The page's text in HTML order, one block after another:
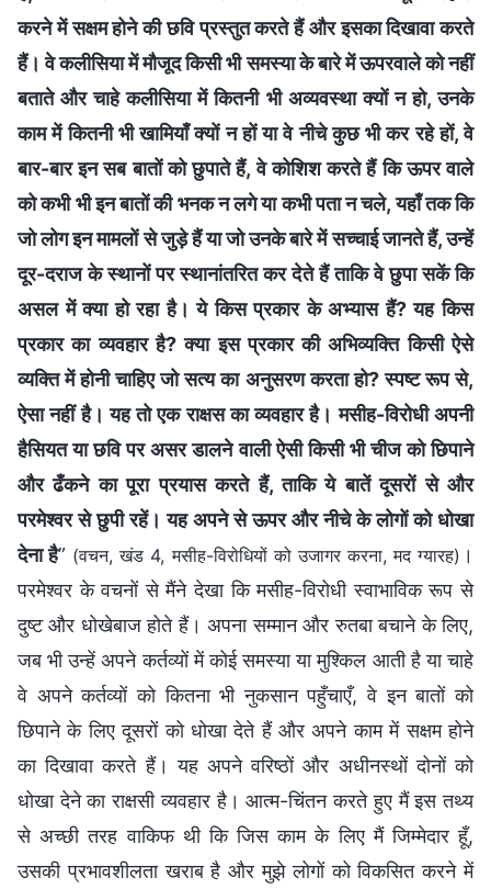
करने में सक्षम होने की छवि प्रस्तुत करते हैं और इसका दिखावा करते
हैं। वे कलीसिया में मौजूद किसी भी समस्या के बारे में ऊपरवाले को नहीं
बताते और चाहे कलीसिया में कितनी भी अव्यवस्था क्यों न हो, उनके
काम में कितनी भी खामियाँ क्यों न हों या वे नीचे कुछ भी कर रहे हों, वे
बार-बार इन सब बातों को छुपाते हैं, वे कोशिश करते हैं कि ऊपर वाले
को कभी भी इन बातों की भनक न लगे या कभी पता न चले, यहाँ तक कि
जो लोग इन मामलों से जुड़े हैं या जो उनके बारे में सच्चाई जानते हैं, उन्हें
दूर-दराज के स्थानों पर स्थानांतरित कर देते हैं ताकि वे छुपा सकें कि
असल में क्या हो रहा है। ये किस प्रकार के अभ्यास हैं? यह किस
प्रकार का व्यवहार है? क्या इस प्रकार की अभिव्यक्ति किसी ऐसे
व्यक्ति में होनी चाहिए जो सत्य का अनुसरण करता हो? स्पष्ट रूप से,
ऐसा नहीं है। यह तो एक राक्षस का व्यवहार है। मसीह-विरोधी अपनी
हैसियत या छवि पर असर डालने वाली ऐसी किसी भी चीज को छिपाने
और ढँकने का पूरा प्रयास करते हैं, ताकि ये बातें दूसरों से और
परमेश्वर से छुपी रहें। यह अपने से ऊपर और नीचे के लोगों को धोखा
देना है” (वचन, खंड 4, मसीह-विरोधियों को उजागर करना, मद ग्यारह) ।
परमेश्वर के वचनों से मैंने देखा कि मसीह-विरोधी स्वाभाविक रूप से
दुष्ट और धोखेबाज होते हैं। अपना सम्मान और रुतबा बचाने के लिए,
जब भी उन्हें अपने कर्तव्यों में कोई समस्या या मुश्किल आती है या चाहे
वे अपने कर्तव्यों को कितना भी नुकसान पहुँचाएँ, वे इन बातों को
छिपाने के लिए दूसरों को धोखा देते हैं और अपने काम में सक्षम होने
का दिखावा करते हैं। यह अपने वरिष्ठों और अधीनस्थों दोनों को
धोखा देने का राक्षसी व्यवहार है। आत्म-चिंतन करते हुए मैं इस तथ्य
से अच्छी तरह वाकिफ थी कि जिस काम के लिए मैं जिम्मेदार हूँ,
उसकी प्रभावशीलता खराब है और मुझे लोगों को विकसित करने में